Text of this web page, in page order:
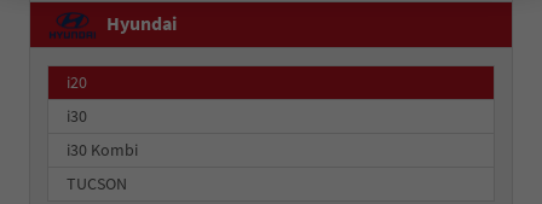
Hyundai
i20
i30
i30 Kombi
TUCSON